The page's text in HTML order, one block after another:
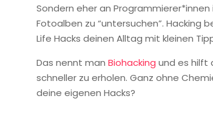
Sondern eher an
Fotoalben zu “untersuchen”.
Life Hacks deinen Alltag mit kleinen
Das nennt man Biohacking und es hilft
schneller zu erholen. Ganz ohne
deine eigenen Hacks?